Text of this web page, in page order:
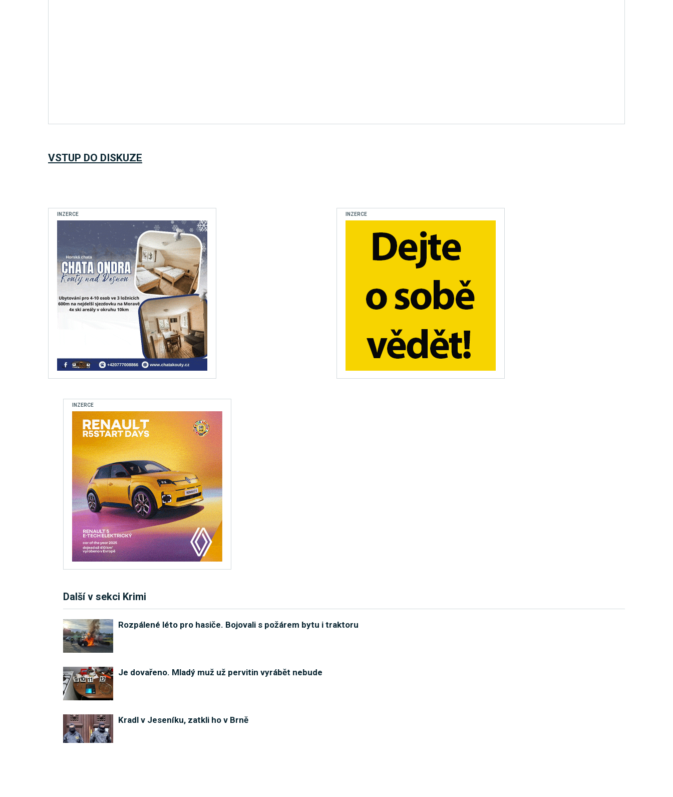
VSTUP DO DISKUZE
INZERCE INZERCE
INZERCE
Další v sekci Krimi
Rozpálené léto pro hasiče. Bojovali s požárem bytu i traktoru
Je dovařeno. Mladý muž už pervitin vyrábět nebude
Kradl v Jeseníku, zatkli ho v Brně